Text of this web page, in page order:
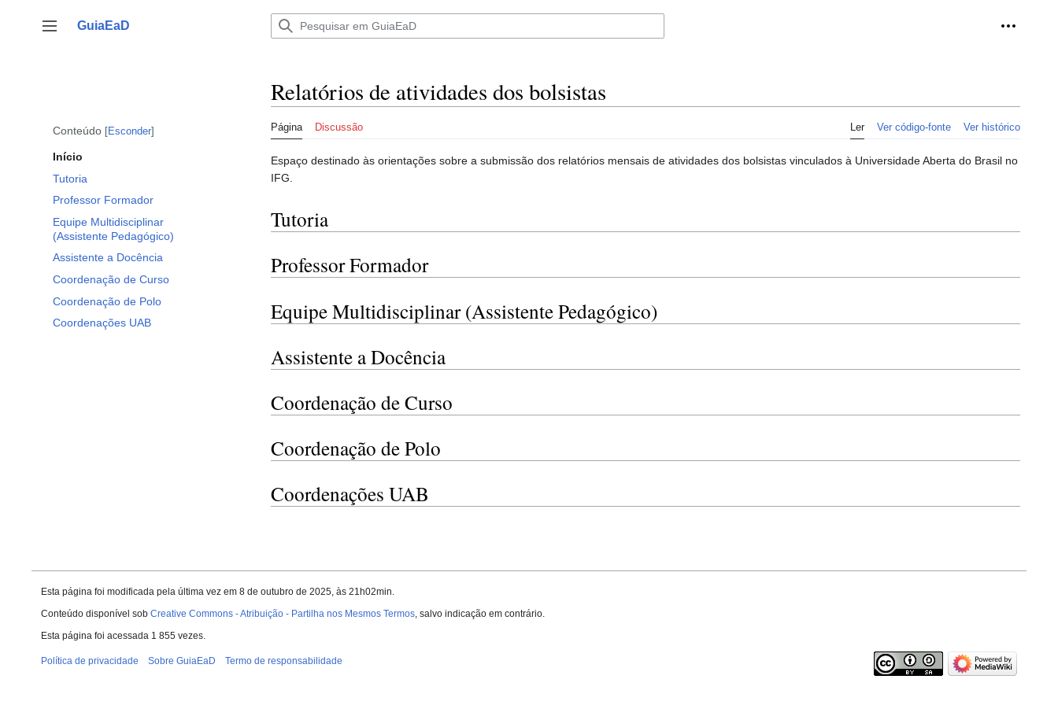
para
Alternar barra lateral
GuiaEaD
Conteúdo Esconder
Início
Tutoria
Professor Formador
Equipe Multidisciplinar
(Assistente Pedagógico)
Assistente a Docência
Coordenação de Curso
Coordenação de Polo
Coordenações UAB
Relatórios de atividades dos bolsistas
Página Discussão Ler Ver código-fonte Ver histórico
Espaço destinado às orientações sobre a submissão dos relatórios mensais de atividades dos bolsistas vinculados à Universidade Aberta do Brasil no
IFG.
Tutoria
Professor Formador
Equipe Multidisciplinar (Assistente Pedagógico)
Assistente a Docência
Coordenação de Curso
Coordenação de Polo
Coordenações UAB
Esta página foi modificada pela última vez em 8 de outubro de 2025, às 21h02min.
Conteúdo disponível sob Creative Commons - Atribuição - Partilha nos Mesmos Termos , salvo indicação em contrário.
Esta página foi acessada 1 855 vezes.
Política de privacidade Sobre GuiaEaD Termo de responsabilidade